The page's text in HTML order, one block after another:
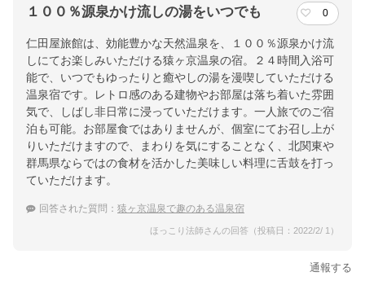
１００％源泉かけ流しの湯をいつでも 0
仁田屋旅館は、効能豊かな天然温泉を、１００％源泉かけ流
しにてお楽しみいただける猿ヶ京温泉の宿。２４時間入浴可
能で、いつでもゆったりと癒やしの湯を漫喫していただける
温泉宿です。レトロ感のある建物やお部屋は落ち着いた雰囲
気で、しばし非日常に浸っていただけます。一人旅でのご宿
泊も可能。お部屋食ではありませんが、個室にてお召し上が
りいただけますので、まわりを気にすることなく、北関東や
群馬県ならではの食材を活かした美味しい料理に舌鼓を打っ
ていただけます。
回答された質問： 猿ヶ京温泉で趣のある温泉宿
ほっこり法師さんの回答（投稿日：2022/2/ 1）
通報する